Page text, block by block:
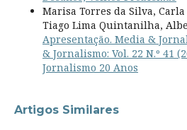
Marisa Torres da Silva,
Tiago Lima Quintanilha,
Apresentação. Media &
& Jornalismo: Vol. 22 N.º 41
Jornalismo 20 Anos
Artigos Similares